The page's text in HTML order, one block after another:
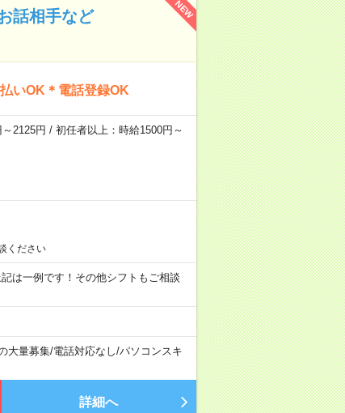
NEW
話相手など
いOK＊電話登録OK
2125円 / 初任者以上：時給1500円～
ください
は一例です！その他シフトもご相談
大量募集/電話対応なし/パソコンスキ
詳細へ